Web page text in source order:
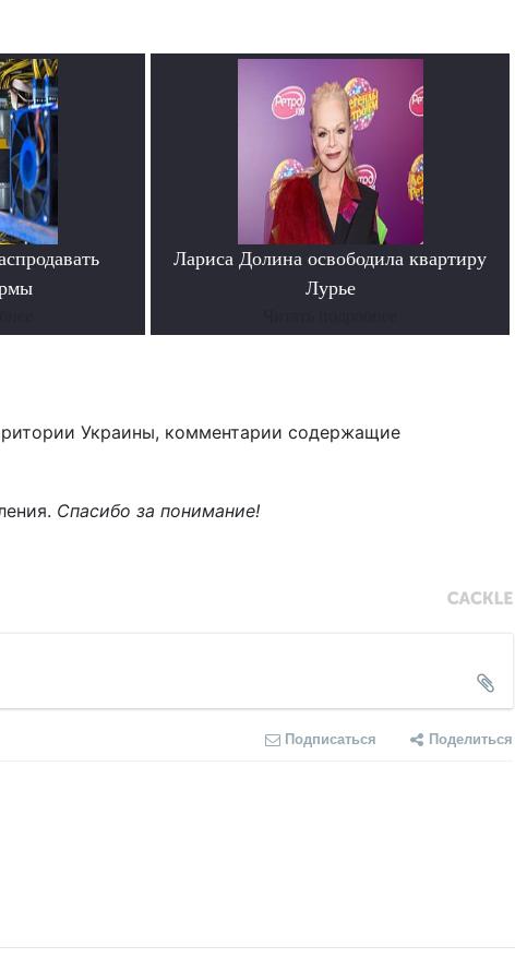
Лариса Долина освободила квартиру
Лурье
Украины, комментарии содержащие
Спасибо за понимание!
Подписаться Поделиться